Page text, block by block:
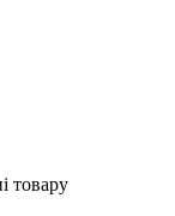
товару